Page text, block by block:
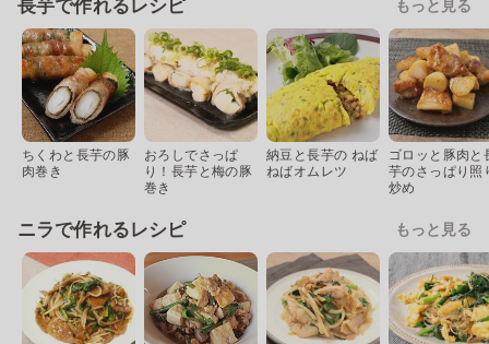
長芋で作れるレシピ もっと見る
ちくわと長芋の豚
肉巻き
おろしでさっぱ
り！長芋と梅の豚
巻き
納豆と長芋の ねば
ねばオムレツ
ゴロッと豚肉と
芋のさっぱり照
炒め
ニラで作れるレシピ もっと見る